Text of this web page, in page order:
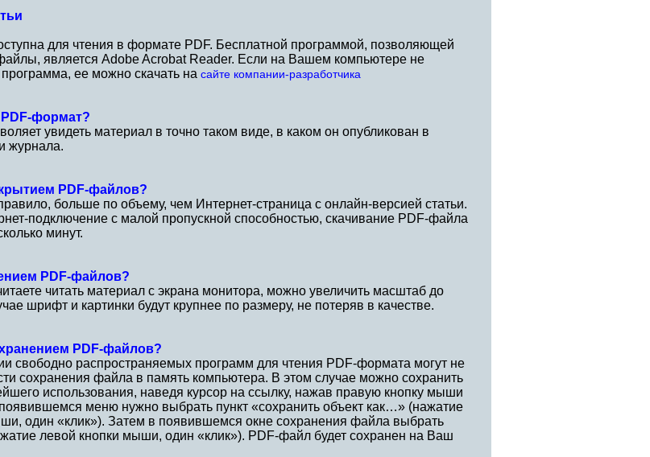
для чтения в формате PDF. Бесплатной программой, позволяющей
является Adobe Acrobat Reader. Если на Вашем компьютере не
ее можно скачать на сайте компании-разработчика
формат?
увидеть материал в точно таком виде, в каком он опубликован в
журнала.
PDF-файлов?
больше по объему, чем Интернет-страница с онлайн-версией статьи.
подключение с малой пропускной способностью, скачивание PDF-файла
минут.
PDF-файлов?
читать материал с экрана монитора, можно увеличить масштаб до
шрифт и картинки будут крупнее по размеру, не потеряв в качестве.
PDF-файлов?
свободно распространяемых программ для чтения PDF-формата могут не
сохранения файла в память компьютера. В этом случае можно сохранить
использования, наведя курсор на ссылку, нажав правую кнопку мыши
меню нужно выбрать пункт «сохранить объект как…» (нажатие
один «клик»). Затем в появившемся окне сохранения файла выбрать
левой кнопки мыши, один «клик»). PDF-файл будет сохранен на Ваш